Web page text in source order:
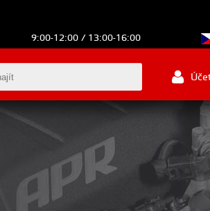
9:00-12:00 / 13:00-16:00